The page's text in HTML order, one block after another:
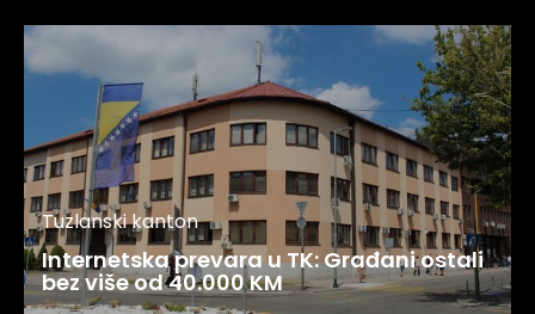
Tuzlanski kanton
Internetska prevara u TK: Građani ostali
bez više od 40.000 KM